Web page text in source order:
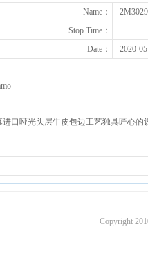
Name：
Stop Time：
Date： 2020-
口哑光头层牛皮包边工艺独具匠心
Copyright